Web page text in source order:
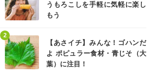
うもろこしを手軽に気軽に楽し
もう
【あさイチ】みんな！ゴハンだ
よ ポピュラー食材・青じそ（大
葉）に注目！
2